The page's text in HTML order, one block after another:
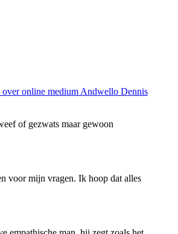
over online medium Andwello Dennis
of gezwats maar gewoon
voor mijn vragen. Ik hoop dat alles